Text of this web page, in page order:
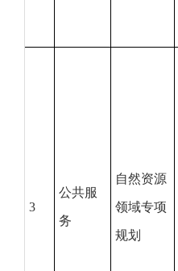
3
公共服
务
自然资源
领域专项
规划